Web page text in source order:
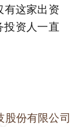
有这家出资
投资人一直
股份有限公司